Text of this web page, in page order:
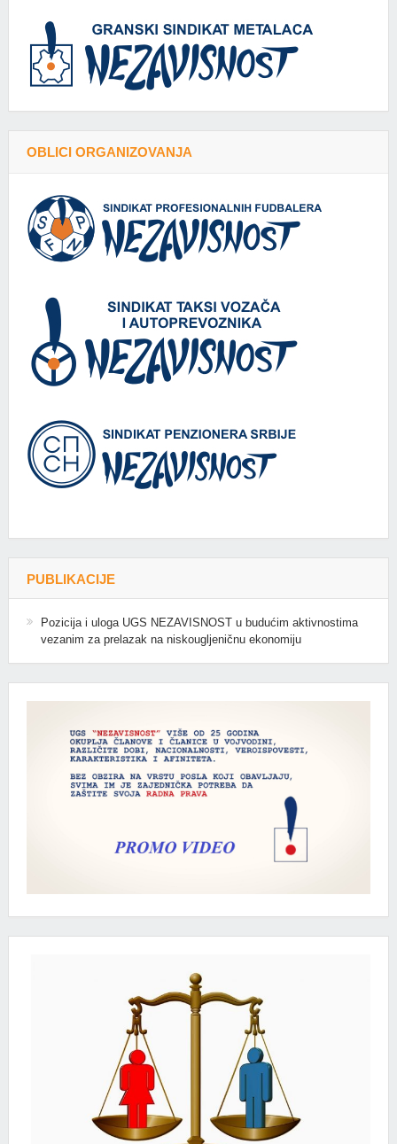
OBLICI ORGANIZOVANJA
PUBLIKACIJE
Pozicija i uloga UGS NEZAVISNOST u budućim aktivnostima
vezanim za prelazak na niskougljeničnu ekonomiju